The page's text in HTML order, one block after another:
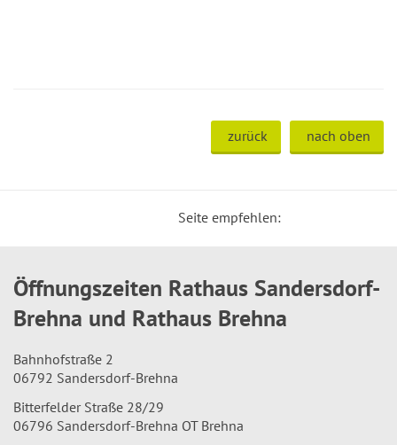
zurück nach oben
Seite empfehlen:
Öffnungszeiten Rathaus Sandersdorf-
Brehna und Rathaus Brehna
Bahnhofstraße 2
06792 Sandersdorf-Brehna
Bitterfelder Straße 28/29
06796 Sandersdorf-Brehna OT Brehna